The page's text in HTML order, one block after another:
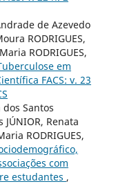
de Azevedo
RODRIGUES,
RODRIGUES,
em
FACS: v. 23
dos Santos
JÚNIOR, Renata
RODRIGUES,
com
estudantes ,